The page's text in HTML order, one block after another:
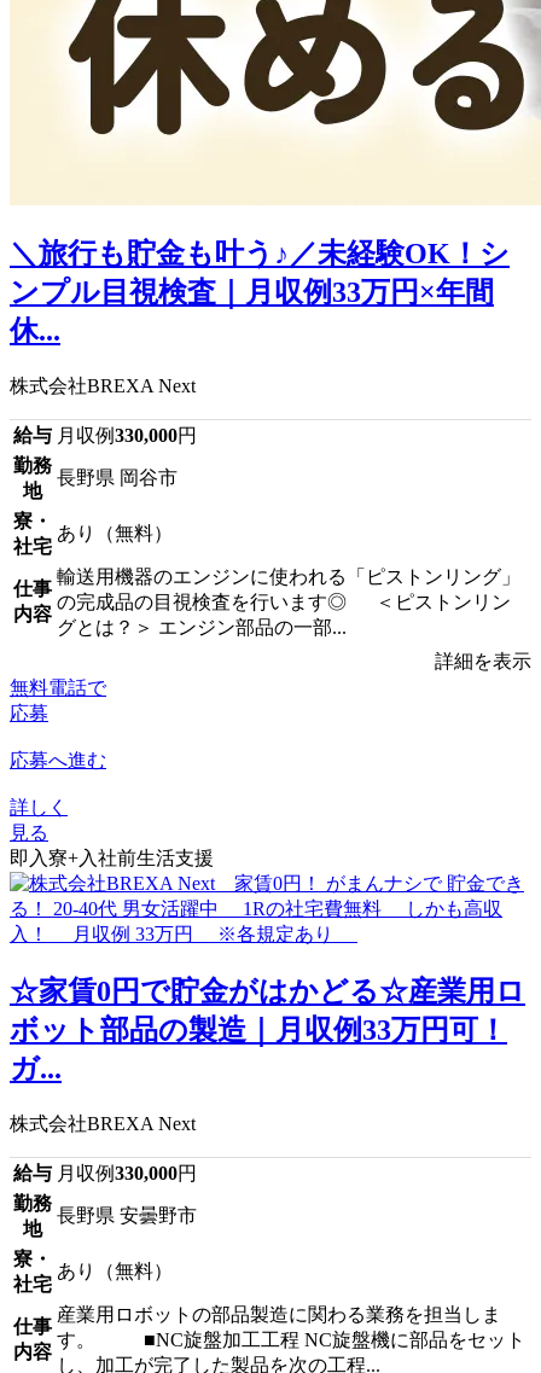
＼旅行も貯金も叶う♪／未経験OK！シ
ンプル目視検査｜月収例33万円×年間
休...
株式会社BREXA Next
給与 月収例330,000円
勤務
地
長野県 岡谷市
寮・
社宅
あり（無料）
仕事
内容
輸送用機器のエンジンに使われる「ピストンリング」
の完成品の目視検査を行います◎ ＜ピストンリン
グとは？＞ エンジン部品の一部...
詳細を表示
無料電話で
応募
応募へ進む
詳しく
見る
即入寮+入社前生活支援
☆家賃0円で貯金がはかどる☆産業用ロ
ボット部品の製造｜月収例33万円可！
ガ...
株式会社BREXA Next
給与 月収例330,000円
勤務
地
長野県 安曇野市
寮・
社宅
あり（無料）
仕事
内容
産業用ロボットの部品製造に関わる業務を担当しま
す。 ■NC旋盤加工工程 NC旋盤機に部品をセット
し、加工が完了した製品を次の工程...